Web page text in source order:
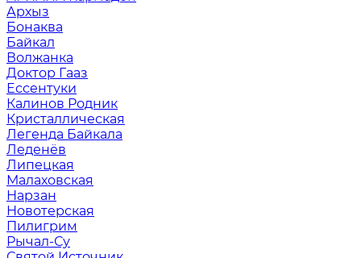
Архыз
Бонаква
Байкал
Волжанка
Доктор Гааз
Ессентуки
Калинов Родник
Кристаллическая
Легенда Байкала
Леденёв
Липецкая
Малаховская
Нарзан
Новотерская
Пилигрим
Рычал-Су